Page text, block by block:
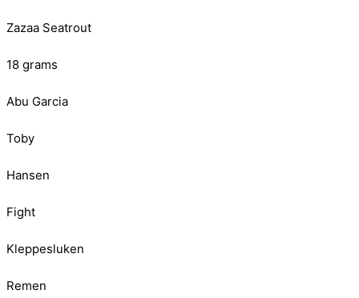
Zazaa Seatrout
18 grams
Abu Garcia
Toby
Hansen
Fight
Kleppesluken
Remen